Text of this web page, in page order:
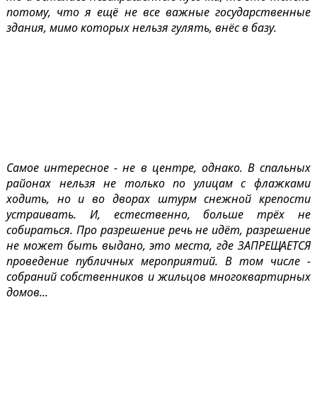
потому, что я ещё не все важные государственные
здания, мимо которых нельзя гулять, внёс в базу.
Самое интересное - не в центре, однако. В спальных
районах нельзя не только по улицам с флажками
ходить, но и во дворах штурм снежной крепости
устраивать. И, естественно, больше трёх не
собираться. Про разрешение речь не идёт, разрешение
не может быть выдано, это места, где ЗАПРЕЩАЕТСЯ
проведение публичных мероприятий. В том числе -
собраний собственников и жильцов многоквартирных
домов...